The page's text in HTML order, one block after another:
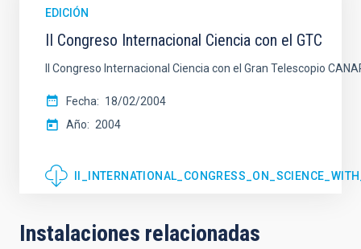
EDICIÓN
II Congreso Internacional Ciencia con el GTC
II Congreso Internacional Ciencia con el Gran Telescopio
Fecha
18/02/2004
Año
2004
Instalaciones relacionadas